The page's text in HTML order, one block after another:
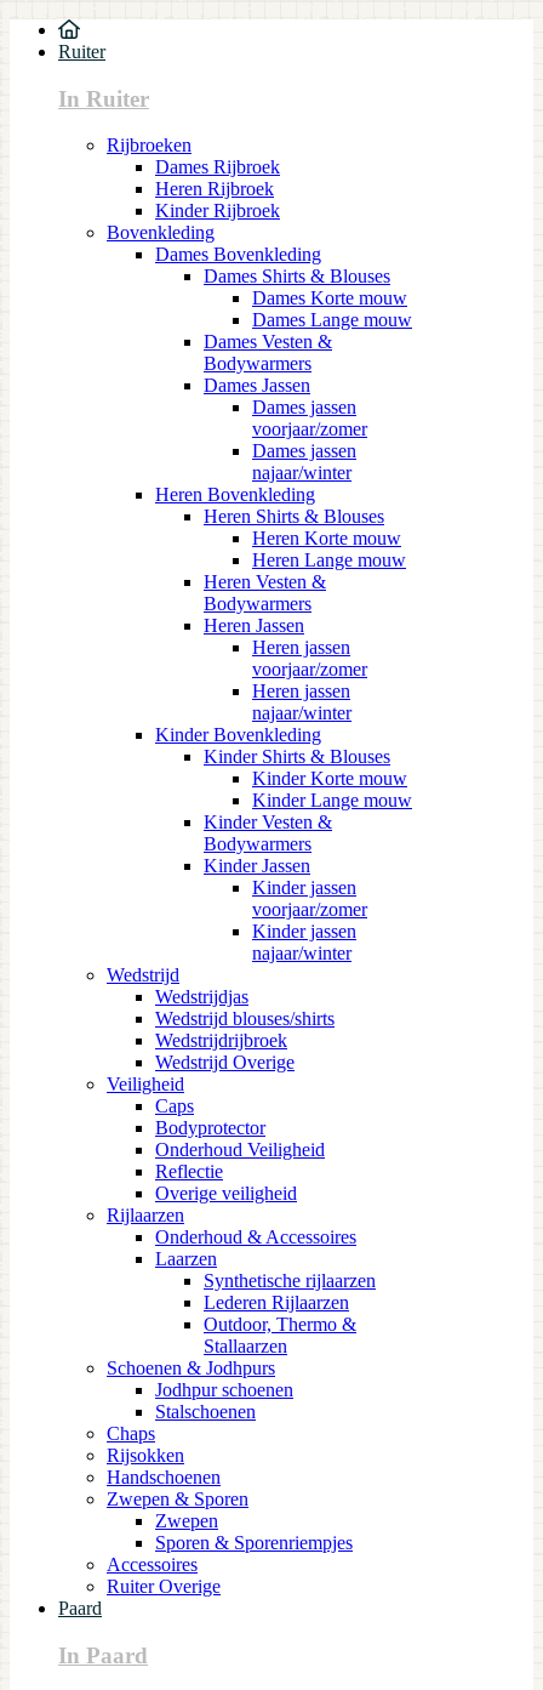
Ruiter
In Ruiter
Rijbroeken
Dames Rijbroek
Heren Rijbroek
Kinder Rijbroek
Bovenkleding
Dames Bovenkleding
Dames Shirts & Blouses
Dames Korte mouw
Dames Lange mouw
Dames Vesten &
Bodywarmers
Dames Jassen
Dames jassen
voorjaar/zomer
Dames jassen
najaar/winter
Heren Bovenkleding
Heren Shirts & Blouses
Heren Korte mouw
Heren Lange mouw
Heren Vesten &
Bodywarmers
Heren Jassen
Heren jassen
voorjaar/zomer
Heren jassen
najaar/winter
Kinder Bovenkleding
Kinder Shirts & Blouses
Kinder Korte mouw
Kinder Lange mouw
Kinder Vesten &
Bodywarmers
Kinder Jassen
Kinder jassen
voorjaar/zomer
Kinder jassen
najaar/winter
Wedstrijd
Wedstrijdjas
Wedstrijd blouses/shirts
Wedstrijdrijbroek
Wedstrijd Overige
Veiligheid
Caps
Bodyprotector
Onderhoud Veiligheid
Reflectie
Overige veiligheid
Rijlaarzen
Onderhoud & Accessoires
Laarzen
Synthetische rijlaarzen
Lederen Rijlaarzen
Outdoor, Thermo &
Stallaarzen
Schoenen & Jodhpurs
Jodhpur schoenen
Stalschoenen
Chaps
Rijsokken
Handschoenen
Zwepen & Sporen
Zwepen
Sporen & Sporenriempjes
Accessoires
Ruiter Overige
Paard
In Paard